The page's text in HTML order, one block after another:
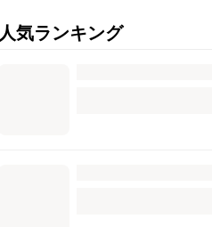
人気ランキング